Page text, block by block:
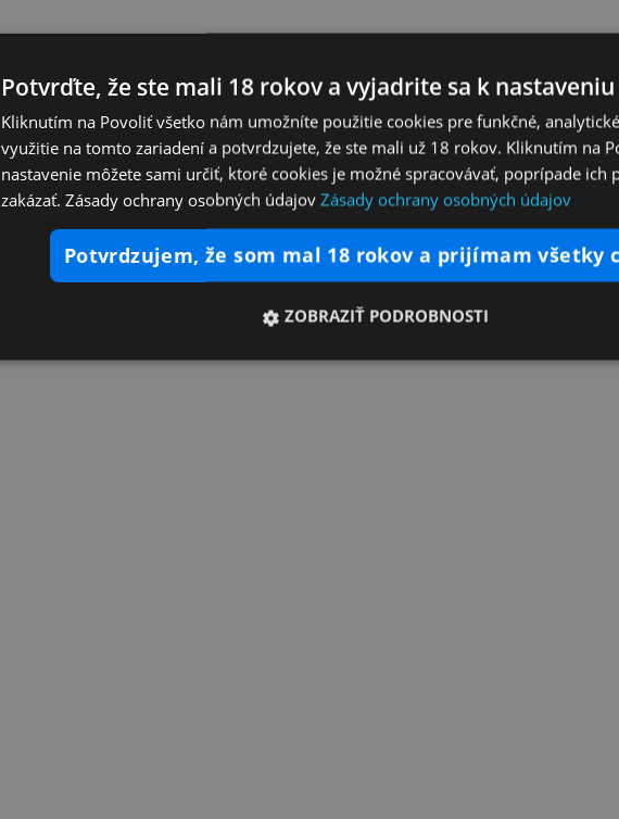
Potvrďte, že ste mali 18 rokov a vyjadrite sa k
Kliknutím na Povoliť všetko nám umožníte použitie cookies pre funkčné,
využitie na tomto zariadení a potvrdzujete, že ste mali už 18 rokov. Kliknutím na
nastavenie môžete sami určiť, ktoré cookies je možné spracovávať, poprípade ich
zakázať. Zásady ochrany osobných údajov Zásady ochrany osobných údajov
potvrdzujem, že som mal 18 rokov a prijímam všetky
ZOBRAZIŤ PODROBNOSTI